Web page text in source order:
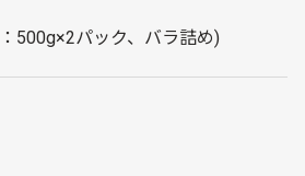
500g×2パック、バラ詰め)